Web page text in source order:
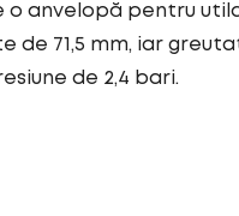
o anvelopă pentru
71,5 mm, iar
de 2,4 bari.